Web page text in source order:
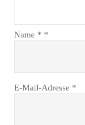
Name * *
E-Mail-Adresse *